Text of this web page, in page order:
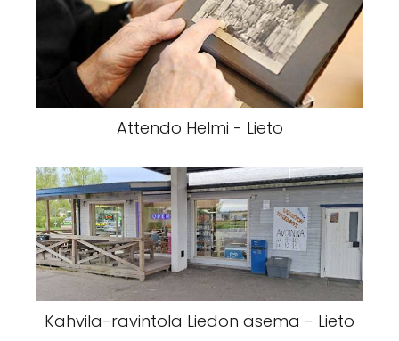
Attendo Helmi - Lieto
Kahvila-ravintola Liedon asema - Lieto